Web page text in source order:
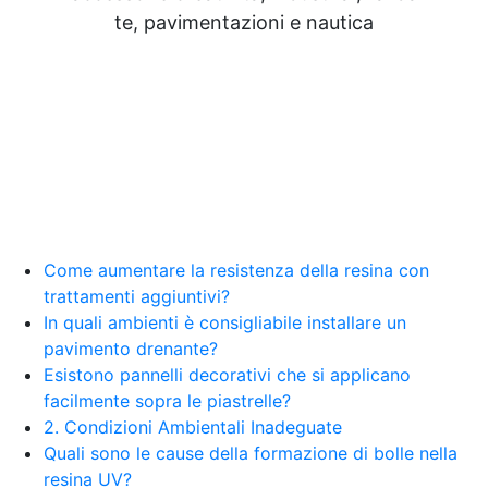
Resine Pareti con resina Adesivi Strutturali DIY
Resine Ghiaia e resina Rivestire con resina Corso
bicomponente plastica Bicomponente
trasparente Pasta bicomponente per metalli
Epossidica bicomponente Bicomponente
epossidico Colle bicomponenti Epossidica
significato Epossidico significato Polietilene telo
Smalto epossidico Colla epossidica legno Colla
epossidica per plastica Collanti epossidici Colla
bicomponente per plastica Cariche per Epossidici
Cariche Epossidiche Adesivo bicomponente
epossidico Colla bicomponente epossidica
te, pavimentazioni e nautica
Come aumentare la resistenza della resina con
trattamenti aggiuntivi?
In quali ambienti è consigliabile installare un
pavimento drenante?
Esistono pannelli decorativi che si applicano
facilmente sopra le piastrelle?
2. Condizioni Ambientali Inadeguate
Quali sono le cause della formazione di bolle nella
resina UV?